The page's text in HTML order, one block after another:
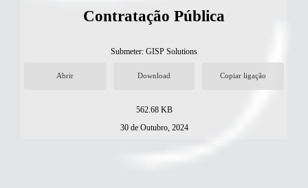
Contratação Pública
Submeter: GISP Solutions
Abrir Download Copiar ligação
562.68 KB
30 de Outubro, 2024